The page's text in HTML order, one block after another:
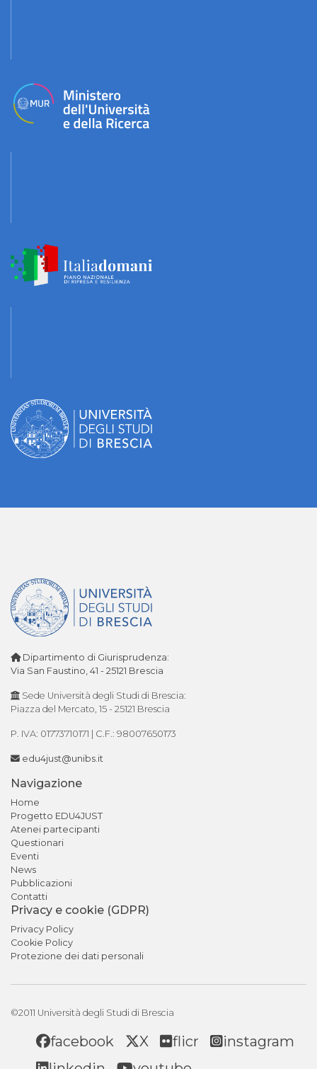
Dipartimento di Giurisprudenza:
Via San Faustino, 41 - 25121 Brescia
Sede Università degli Studi di Brescia:
Piazza del Mercato, 15 - 25121 Brescia
P. IVA: 01773710171 | C.F.: 98007650173
edu4just@unibs.it
Navigazione
Home
Progetto EDU4JUST
Atenei partecipanti
Questionari
Eventi
News
Pubblicazioni
Contatti
Privacy e cookie (GDPR)
Privacy Policy
Cookie Policy
Protezione dei dati personali
©2011 Università degli Studi di Brescia
facebook X flicr
instagram